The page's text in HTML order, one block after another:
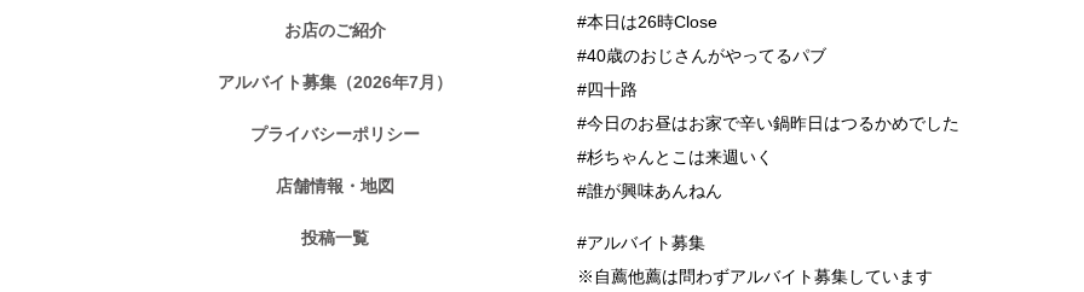
#本日は26時Close
#40歳のおじさんがやってるパブ
#四十路
#今日のお昼はお家で辛い鍋昨日はつるかめでした
#杉ちゃんとこは来週いく
#誰が興味あんねん
#アルバイト募集
※自薦他薦は問わずアルバイト募集しています
お店のご紹介
アルバイト募集（2026年7月）
プライバシーポリシー
店舗情報・地図
投稿一覧